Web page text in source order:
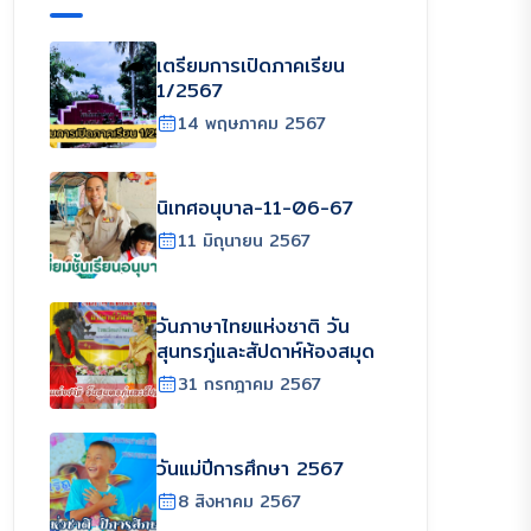
เตรียมการเปิดภาคเรียน
1/2567
14 พฤษภาคม 2567
นิเทศอนุบาล-11-06-67
11 มิถุนายน 2567
วันภาษาไทยแห่งชาติ วัน
สุนทรภู่และสัปดาห์ห้องสมุด
31 กรกฎาคม 2567
วันแม่ปีการศึกษา 2567
8 สิงหาคม 2567